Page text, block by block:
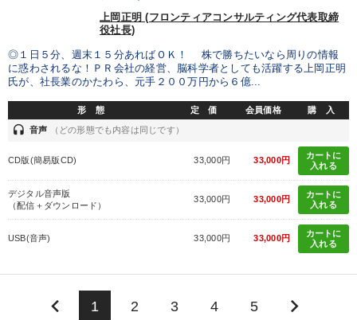
上岡正明 (フロンティアコンサルティング代表取締
役社長)
◎１日５分、週末１５分あればＯＫ！ 株で勝ちたいなら周りの情報
に惑わされるな！ＰＲ会社の経営、脳科学者としても活躍する上岡正明
氏が、社長業のかたわら、元手２００万円から６億...
形 態 定 価 会員価格 購 入
headset 音声 （どの形態でも内容は同じです）
CD版(簡易版CD) 33,000円 33,000円
カートに
入れる
デジタル音声版
（配信＋ダウンロード）
33,000円 33,000円
カートに
入れる
USB(音声) 33,000円 33,000円
カートに
入れる
keyboard_arrow_left 1 2 3 4 5 keyboard_arrow_right